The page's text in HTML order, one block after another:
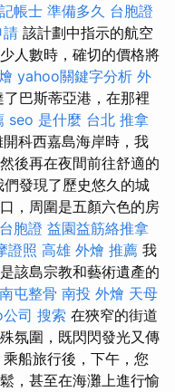
記帳士 準備多久 台胞證
請 該計劃中指示的航空
人數時，確切的價格將
yahoo關鍵字分析 外
巴斯蒂亞港，在那裡
seo 是什麼 台北 推拿
科西嘉島海岸時，我
後再在夜間前往舒適的
發現了歷史悠久的城
，周圍是五顏六色的房
台胞證 益園益筋絡推拿
證照 高雄 外燴 推薦 我
該島宗教和藝術遺產的
南屯整骨 南投 外燴 天母
司 搜索 在狹窄的街道
氛圍，既閃閃發光又傳
乘船旅行後，下午，您
，甚至在海灘上進行愉